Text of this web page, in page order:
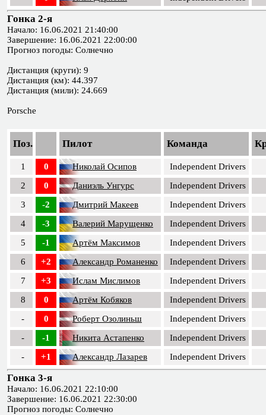
Гонка 2-я
Начало: 16.06.2021 21:40:00
Завершение: 16.06.2021 22:00:00
Прогноз погоды: Солнечно
Дистанция (круги): 9
Дистанция (км): 44.397
Дистанция (мили): 24.669
Porsche
Поз. Пилот Команда
1 0 Николай Осипов
Independent Drivers
2
0 Даниэль Унгурс
Independent Drivers
3
-2 Дмитрий Макеев
Independent Drivers
4
-3 Валерий Марущенко
Independent Drivers
5
-1 Артём Максимов
Independent Drivers
6
+2 Александр Романенко
Independent Drivers
7
+3 Ислам Мислимов
Independent Drivers
8
0 Артём Кобяков
Independent Drivers
-
0 Роберт Озолиньш
Independent Drivers
-
-1 Никита Астапенко
Independent Drivers
-
+1 Александр Лазарев Independent Drivers
Гонка 3-я
Начало: 16.06.2021 22:10:00
Завершение: 16.06.2021 22:30:00
Прогноз погоды: Солнечно